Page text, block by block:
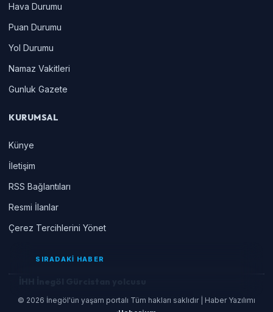
Hava Durumu
Puan Durumu
Yol Durumu
Namaz Vakitleri
Gunluk Gazete
KURUMSAL
Künye
İletişim
RSS Bağlantıları
Resmi İlanlar
Çerez Tercihlerini Yönet
© 2026 İnegöl'ün yaşam portalı Tüm hakları saklıdır | Haber Yazılımı
SIRADAKİ HABER